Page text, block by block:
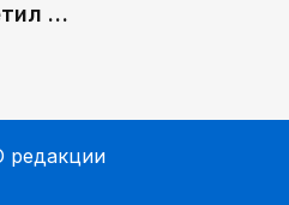
…
редакции